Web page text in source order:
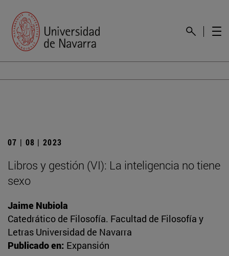
07 | 08 | 2023
Libros y gestión (VI): La inteligencia no tiene
sexo
Jaime Nubiola
Catedrático de Filosofía. Facultad de Filosofía y
Letras Universidad de Navarra
Publicado en: Expansión